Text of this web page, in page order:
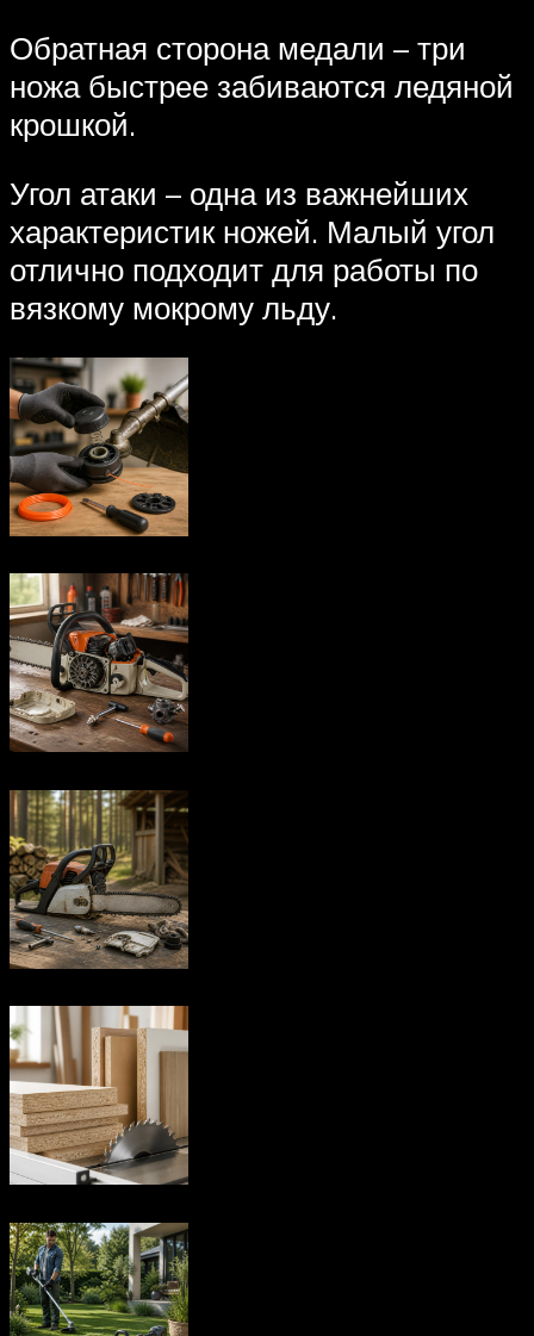
Обратная сторона медали – три
ножа быстрее забиваются ледяной
крошкой.
Угол атаки – одна из важнейших
характеристик ножей. Малый угол
отлично подходит для работы по
вязкому мокрому льду.